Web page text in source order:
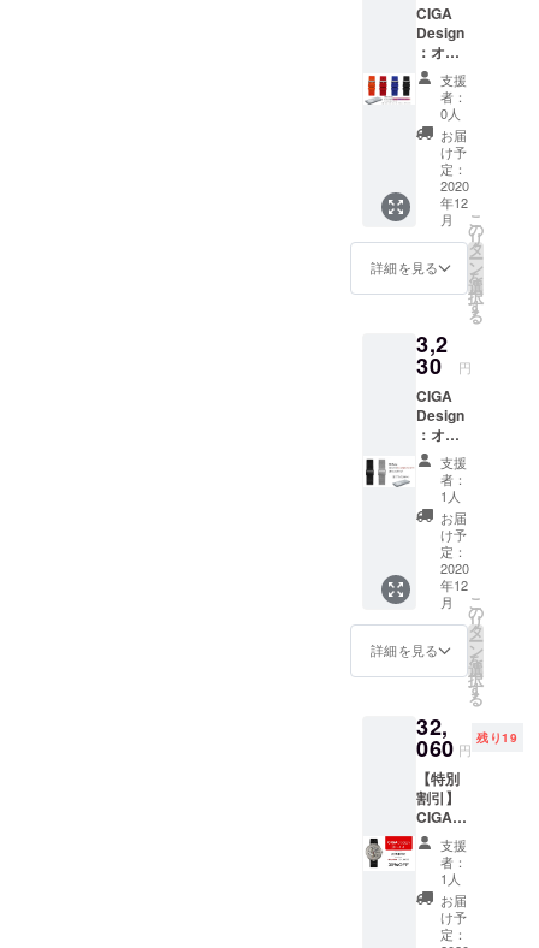
CIGA Design
創業者の思
想として、
良いデザイ
ンは皆に広
まるべき
で、少人数
に偏るべき
ではなく、
活の中に入
り込んでい
かなくては
いかないと
いうものが
あります。
CIGA Design
は独自のデ
ザインに留
まらず、み
んなが買え
きる良いデ
りたいと考
えていま
精一杯もっ
と良い製品
を提供する
ことを頑張
CIGA
Design
：オリ
ジナル
の替え
スイッ
チ式ス
プリン
グバー
シリコ
ンスト
ラップ
一般販
売予定
価格円
3,800円
15％オ
フ 4色
選べま
す（オ
レン
ジ、
レッ
ド、ブ
ルー、
ブラッ
ク） 優
れた柔
軟性と
食品用
グレー
ドのシ
リコン
ていま
す。 優
れた装
着感の
オリジ
ナルの
耐汗性
バンプ
デザイ
ンにも
こだ
わって
支援
者：
0人
お届
け予
定：
2020
年12
月
詳細を見る
こ
の
リ
タ
ー
ン
を
選
択
す
る
3,2
30 円
CIGA
Design
：オリ
ジナル
の替え
スイッ
チ式ス
プリン
グバー
ステン
レスス
トラッ
プ 一般
販売予
定価格
3,800円
15％オ
フ 色:ブ
ラッ
ク、シ
ルバー
スイッ
チ式ス
プリン
グバー
より便
利なス
トラッ
支援
者：
1人
お届
け予
定：
2020
年12
月
詳細を見る
こ
の
リ
タ
ー
ン
を
選
択
す
る
32,
060 円
残り19
【特別
割引】
CIGA
Design
Watch
Set 特
別割引
30％
［一般
支援
者：
1人
お届
け予
定：